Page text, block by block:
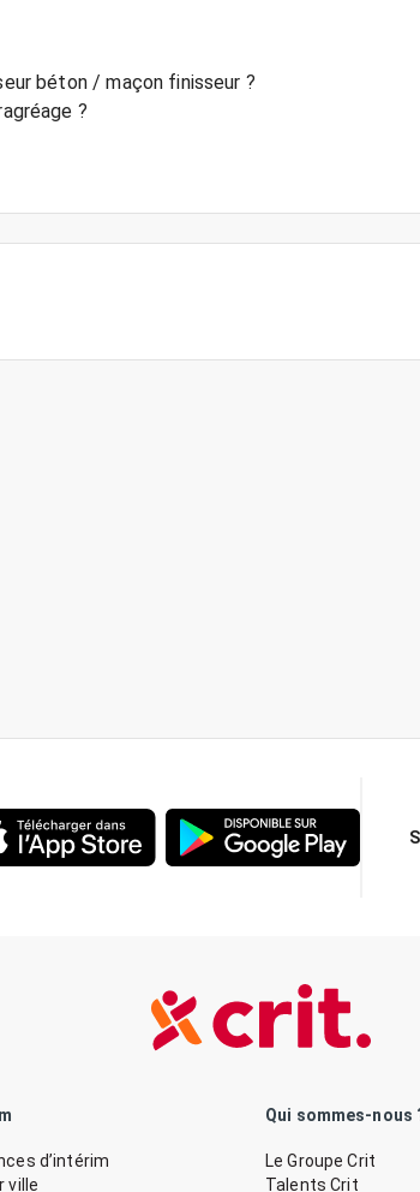
béton / maçon finisseur ?
?
d’intérim
ville
Qui sommes-nous
Le Groupe Crit
Talents Crit